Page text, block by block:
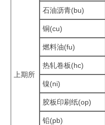
上期所
石油沥青(bu)
铜(cu)
燃料油(fu)
热轧卷板(hc)
镍(ni)
胶板印刷纸(op)
铅(pb)